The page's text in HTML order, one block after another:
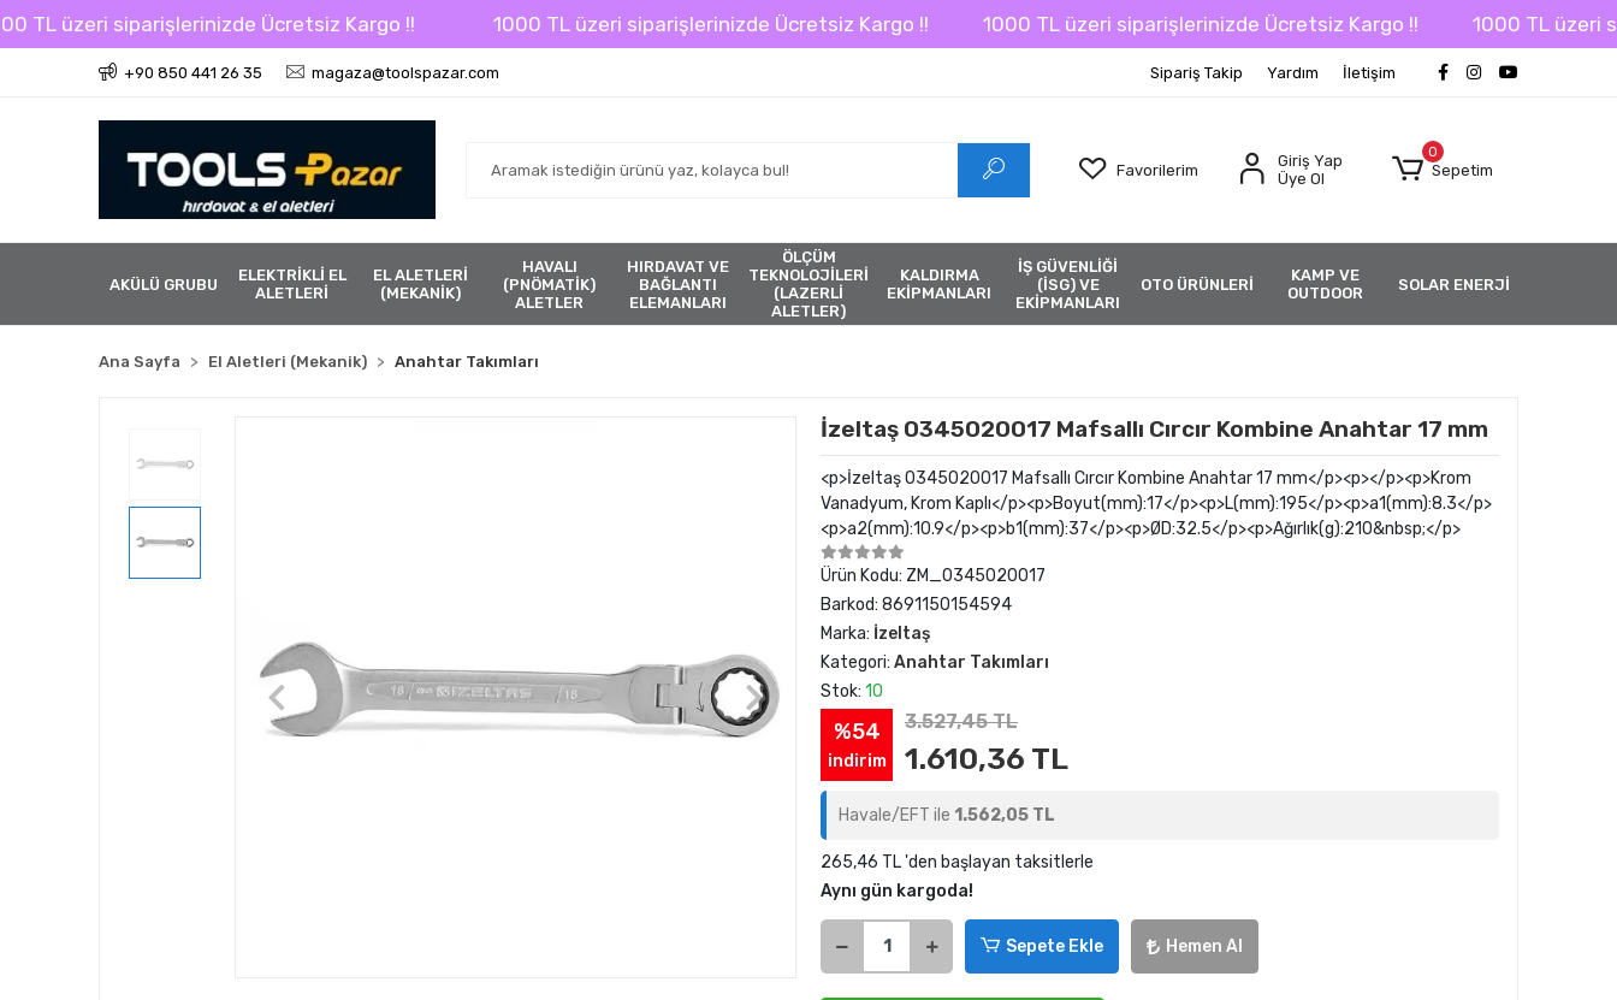
üzeri siparişlerinizde Ücretsiz Kargo !! 1000 TL üzeri siparişlerinizde Ücretsiz Kargo !! 1000 TL üzeri siparişlerinizde Ücretsiz Kargo !! 1000 TL üzeri
+90 850 441 26 35 magaza@toolspazar.com Sipariş Takip Yardım İletişim
Favorilerim
Giriş Yap
Üye Ol
0
Sepetim
AKÜLÜ GRUBU
ELEKTRİKLİ EL
ALETLERİ
EL ALETLERİ
(MEKANİK)
HAVALI
(PNÖMATİK)
ALETLER
HIRDAVAT VE
BAĞLANTI
ELEMANLARI
ÖLÇÜM
TEKNOLOJİLERİ
(LAZERLİ
ALETLER)
KALDIRMA
EKİPMANLARI
İŞ GÜVENLİĞİ
(İSG) VE
EKİPMANLARI
OTO ÜRÜNLERİ
KAMP VE
OUTDOOR
SOLAR ENERJİ
Ana Sayfa El Aletleri (Mekanik) Anahtar Takımları
İzeltaş 0345020017 Mafsallı Cırcır Kombine Anahtar 17 mm
<p>İzeltaş 0345020017 Mafsallı Cırcır Kombine Anahtar 17 mm</p><p></p><p>Krom
Vanadyum, Krom Kaplı</p><p>Boyut(mm):17</p><p>L(mm):195</p><p>a1(mm):8.3</p>
<p>a2(mm):10.9</p><p>b1(mm):37</p><p>ØD:32.5</p><p>Ağırlık(g):210&nbsp;</p>
Ürün Kodu: ZM_0345020017
Barkod: 8691150154594
Marka: İzeltaş
Kategori: Anahtar Takımları
Stok: 10
%54
indirim
3.527,45 TL
1.610,36 TL
Havale/EFT ile 1.562,05 TL
265,46 TL 'den başlayan taksitlerle
Aynı gün kargoda!
Sepete Ekle Hemen Al